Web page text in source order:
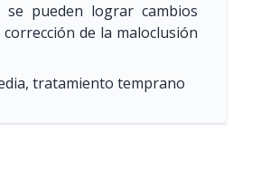
pueden lograr cambios
de la maloclusión
tratamiento temprano